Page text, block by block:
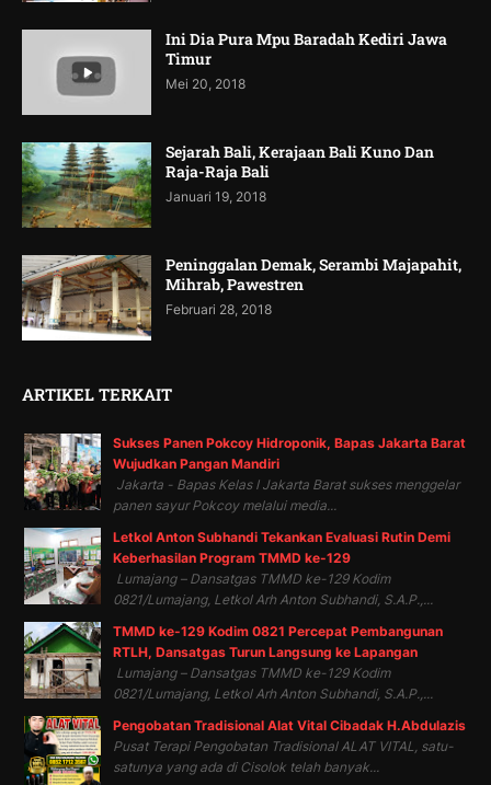
Ini Dia Pura Mpu Baradah Kediri Jawa
Timur
Mei 20, 2018
Sejarah Bali, Kerajaan Bali Kuno Dan
Raja-Raja Bali
Januari 19, 2018
Peninggalan Demak, Serambi Majapahit,
Mihrab, Pawestren
Februari 28, 2018
ARTIKEL TERKAIT
Sukses Panen Pokcoy Hidroponik, Bapas Jakarta Barat
Wujudkan Pangan Mandiri
Jakarta - Bapas Kelas I Jakarta Barat sukses menggelar
panen sayur Pokcoy melalui media...
Letkol Anton Subhandi Tekankan Evaluasi Rutin Demi
Keberhasilan Program TMMD ke-129
Lumajang – Dansatgas TMMD ke-129 Kodim
0821/Lumajang, Letkol Arh Anton Subhandi, S.A.P.,...
TMMD ke-129 Kodim 0821 Percepat Pembangunan
RTLH, Dansatgas Turun Langsung ke Lapangan
Lumajang – Dansatgas TMMD ke-129 Kodim
0821/Lumajang, Letkol Arh Anton Subhandi, S.A.P.,...
Pengobatan Tradisional Alat Vital Cibadak H.Abdulazis
Pusat Terapi Pengobatan Tradisional ALAT VITAL, satu-
satunya yang ada di Cisolok telah banyak...